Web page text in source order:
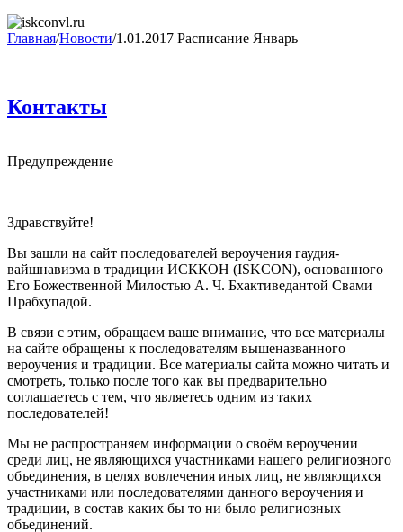
Главная/Новости/1.01.2017 Расписание Январь
Контакты
Предупреждение
Здравствуйте!
Вы зашли на сайт последователей вероучения гаудия-
вайшнавизма в традиции ИСККОН (ISKCON), основанного
Его Божественной Милостью А. Ч. Бхактиведантой Свами
Прабхупадой.
В связи с этим, обращаем ваше внимание, что все материалы
на сайте обращены к последователям вышеназванного
вероучения и традиции. Все материалы сайта можно читать и
смотреть, только после того как вы предварительно
соглашаетесь с тем, что являетесь одним из таких
последователей!
Мы не распространяем информации о своём вероучении
среди лиц, не являющихся участниками нашего религиозного
объединения, в целях вовлечения иных лиц, не являющихся
участниками или последователями данного вероучения и
традиции, в состав каких бы то ни было религиозных
объединений.